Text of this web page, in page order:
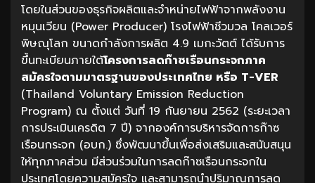
โดยในส่วนของธุรกิจผลิตและจำหน่ายไฟฟ้าจากพลังงาน
หมุนเวียน (Power Producer) โรงไฟฟ้าชีวมวล โคลเวอร์
พิษณุโลก ขนาดกำลังการผลิต 4.9 เมกะวัตต์ ได้รับการ
ขึ้นทะเบียนภายใต้โครงการลดก๊าซเรือนกระจกภาค
สมัครใจตามมาตรฐานของประเทศไทย หรือ T-VER
(Thailand Voluntary Emission Reduction
Program) ณ ตั้งแต่ วันที่ 19 กันยายน 2562 (ระยะเวลา
การประเมินเครดิต 7 ปี) จากองค์การบริหารจัดการก๊าซ
เรือนกระจก (อบก.) ซึ่งพัฒนาขึ้นเพื่อส่งเสริมและสนับสนุน
ให้ทุกภาคส่วน มีส่วนร่วมในการลดก๊าซเรือนกระจกใน
ประเทศโดยความสมัครใจ และสามารถนำปริมาณการลด